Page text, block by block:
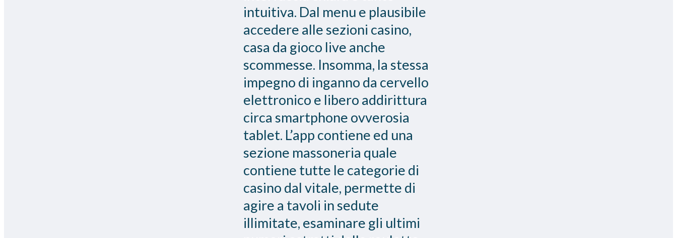
intuitiva. Dal menu e plausibile
accedere alle sezioni casino,
casa da gioco live anche
scommesse. Insomma, la stessa
impegno di inganno da cervello
elettronico e libero addirittura
circa smartphone ovverosia
tablet. L’app contiene ed una
sezione massoneria quale
contiene tutte le categorie di
casino dal vitale, permette di
agire a tavoli in sedute
illimitate, esaminare gli ultimi